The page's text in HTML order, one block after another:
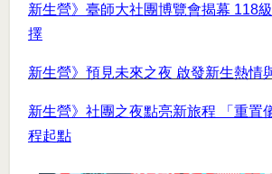
新生營》臺師大社團博覽會揭幕 118
擇
新生營》預見未來之夜 啟發新生熱情
新生營》社團之夜點亮新旅程 「重置
程起點